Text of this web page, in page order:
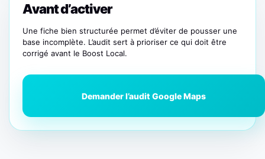
Avant d’activer
Une fiche bien structurée permet d’éviter de pousser une
base incomplète. L’audit sert à prioriser ce qui doit être
corrigé avant le Boost Local.
Demander l’audit Google Maps